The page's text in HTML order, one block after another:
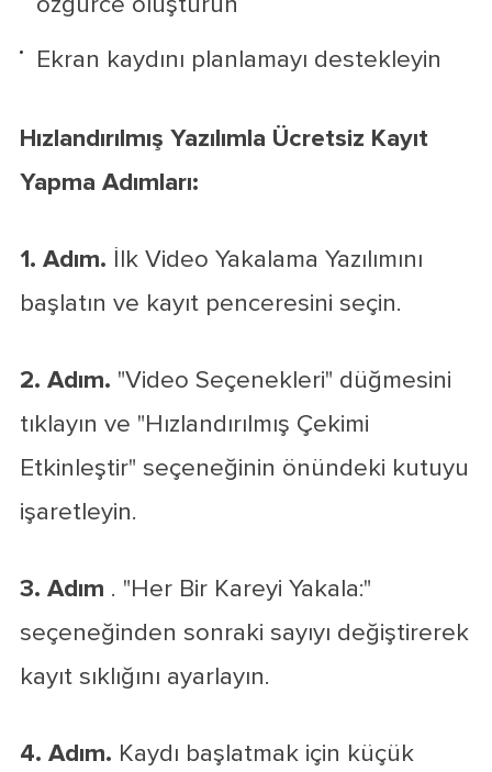
Ekran kaydını planlamayı destekleyin
Hızlandırılmış Yazılımla Ücretsiz Kayıt
Yapma Adımları:
1. Adım. İlk Video Yakalama Yazılımını
başlatın ve kayıt penceresini seçin.
2. Adım. "Video Seçenekleri" düğmesini
tıklayın ve "Hızlandırılmış Çekimi
Etkinleştir" seçeneğinin önündeki kutuyu
işaretleyin.
3. Adım . "Her Bir Kareyi Yakala:"
seçeneğinden sonraki sayıyı değiştirerek
kayıt sıklığını ayarlayın.
4. Adım. Kaydı başlatmak için küçük